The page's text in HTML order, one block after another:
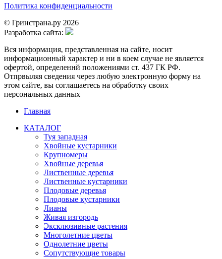
Политика конфиденциальности
© Гринстрана.ру 2026
Разработка сайта:
Вся информация, представленная на сайте, носит
информационный характер и ни в коем случае не является
офертой, определеннй положениями ст. 437 ГК РФ.
Отпрвыляя сведения через любую электронную форму на
этом сайте, вы соглашаетесь на обработку своих
персональных данных
Главная
КАТАЛОГ
Туя западная
Хвойные кустарники
Крупномеры
Хвойные деревья
Лиственные деревья
Лиственные кустарники
Плодовые деревья
Плодовые кустарники
Лианы
Живая изгородь
Эксклюзивные растения
Многолетние цветы
Однолетние цветы
Сопутствующие товары